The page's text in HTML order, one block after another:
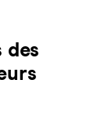
des